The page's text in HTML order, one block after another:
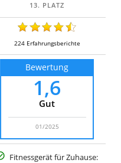
224 Erfahrungsberichte
Bewertung
1,6
Gut
01/2025
Fitnessgerät für Zuhause: